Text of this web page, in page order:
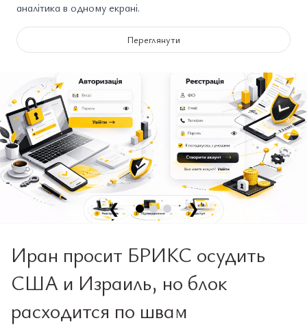
аналітика в одному екрані.
Переглянути
❮ ❯
Иран просит БРИКС осудить
США и Израиль, но блок
расходится по швам